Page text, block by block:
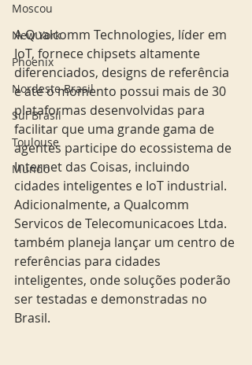
Moscou
New York
Phoenix
Nordeste Brasil
Sul Brasil
Toulouse
Mundo
A Qualcomm Technologies, líder em
IoT, fornece chipsets altamente
diferenciados, designs de referência
e até o momento possui mais de 30
plataformas desenvolvidas para
facilitar que uma grande gama de
agentes participe do ecossistema de
Internet das Coisas, incluindo
cidades inteligentes e IoT industrial.
Adicionalmente, a Qualcomm
Servicos de Telecomunicacoes Ltda.
também planeja lançar um centro de
referências para cidades
inteligentes, onde soluções poderão
ser testadas e demonstradas no
Brasil.